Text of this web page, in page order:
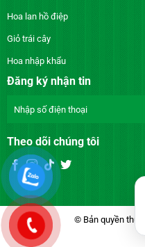
Hoa lan hồ điệp
Giỏ trái cây
Hoa nhập khẩu
Đăng ký nhận tin
Theo dõi chúng tôi
© Bản quyền